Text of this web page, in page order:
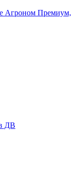
Агроном Премиум,
ДВ